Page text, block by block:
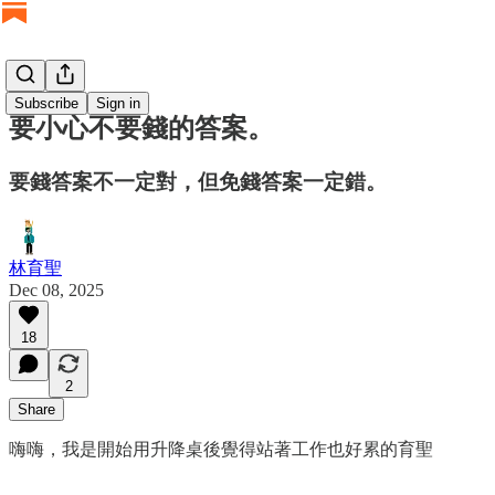
Subscribe Sign in
要小心不要錢的答案。
要錢答案不一定對，但免錢答案一定錯。
林育聖
Dec 08, 2025
18
2
Share
嗨嗨，我是開始用升降桌後覺得站著工作也好累的育聖